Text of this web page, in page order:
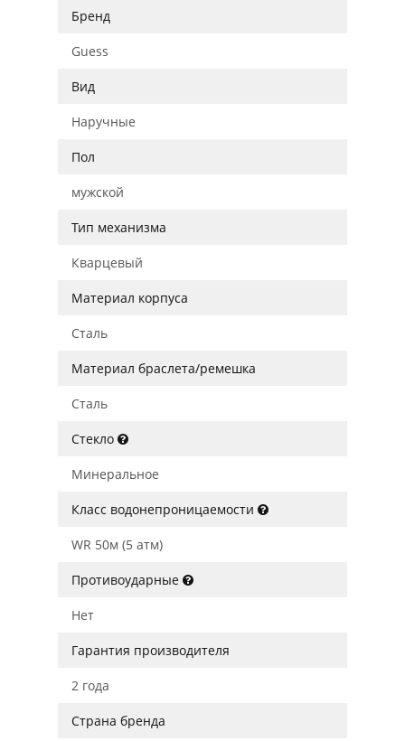
Бренд
Guess
Вид
Наручные
Пол
мужской
Тип механизма
Кварцевый
Материал корпуса
Сталь
Материал браслета/ремешка
Сталь
Стекло
Минеральное
Класс водонепроницаемости
WR 50м (5 атм)
Противоударные
Нет
Гарантия производителя
2 года
Страна бренда